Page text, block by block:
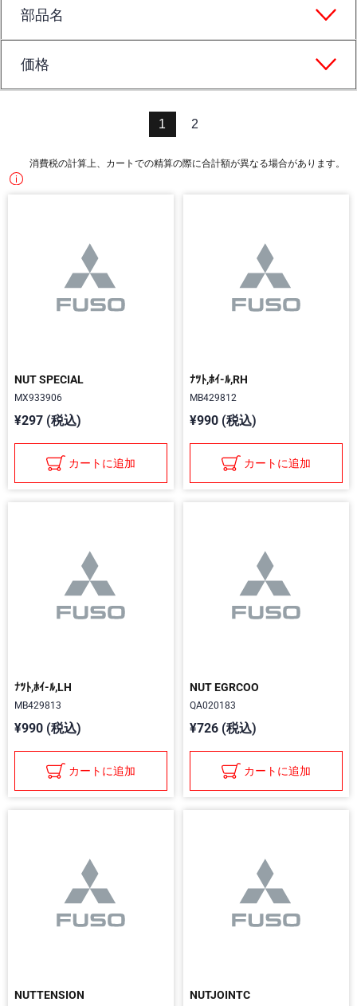
部品名
価格
1 2
消費税の計算上、カートでの精算の際に合計額が異なる場合があります。
NUT SPECIAL
MX933906
¥297 (税込)
カートに追加
ﾅﾂﾄ,ﾎｲ-ﾙ,RH
MB429812
¥990 (税込)
カートに追加
ﾅﾂﾄ,ﾎｲ-ﾙ,LH
MB429813
¥990 (税込)
カートに追加
NUT EGRCOO
QA020183
¥726 (税込)
カートに追加
NUTTENSION NUTJOINTC